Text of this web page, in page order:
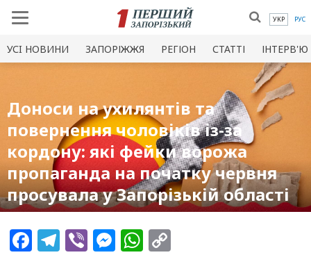
УКР РУС
УСI НОВИНИ ЗАПОРІЖЖЯ РЕГІОН СТАТТІ ІНТЕРВ'Ю
Доноси на ухилянтів та
повернення чоловіків із-за
кордону: які фейки ворожа
пропаганда на початку червня
просувала у Запорізькій області
Facebook
Telegram
ViberMessenger
WhatsApp